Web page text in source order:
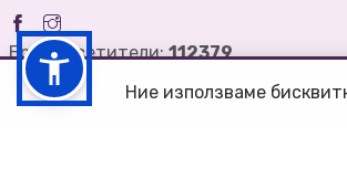
Брой посетители:112379
Ние използваме